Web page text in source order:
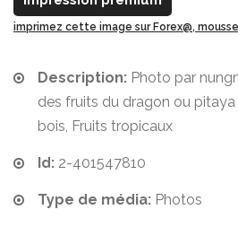
imprimez cette image sur Forex@,
Description: Photo par
des fruits du dragon ou
bois, Fruits tropicaux
Id: 2-401547810
Type de média: Photos